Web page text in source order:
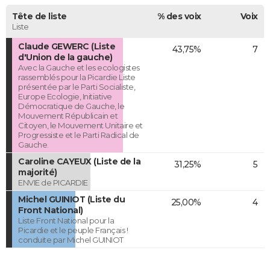
Tête de liste
Liste
% des voix Voix
Claude GEWERC (Liste
d'Union de la gauche)
Avec la Gauche et les ecologistes
rassemblés pour la Picardie Liste
présentée par le Parti Socialiste,
Europe Ecologie, Initiative
Démocratique de Gauche, le
Mouvement Républicain et
Citoyen, le Mouvement Unitaire et
Progressiste et le Parti Radical de
Gauche.
43,75% 7
Caroline CAYEUX (Liste de la
majorité)
ENVIE de PICARDIE
31,25% 5
Michel GUINIOT (Liste du
Front National)
Liste Front National pour la
Picardie et le peuple Français !
conduite par Michel GUINIOT
25,00% 4